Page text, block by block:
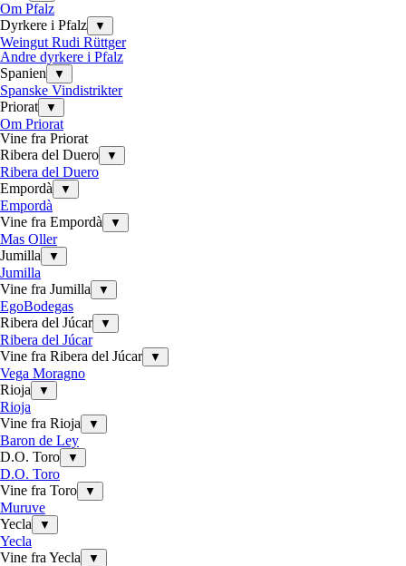
Om Pfalz
Dyrkere i Pfalz
▼
Weingut Rudi Rüttger
Andre dyrkere i Pfalz
Spanien
▼
Spanske Vindistrikter
Priorat
▼
Om Priorat
Vine fra Priorat
Ribera del Duero
▼
Ribera del Duero
Empordà
▼
Empordà
Vine fra Empordà
▼
Mas Oller
Jumilla
▼
Jumilla
Vine fra Jumilla
▼
EgoBodegas
Ribera del Júcar
▼
Ribera del Júcar
Vine fra Ribera del Júcar
▼
Vega Moragno
Rioja
▼
Rioja
Vine fra Rioja
▼
Baron de Ley
D.O. Toro
▼
D.O. Toro
Vine fra Toro
▼
Muruve
Yecla
▼
Yecla
Vine fra Yecla
▼